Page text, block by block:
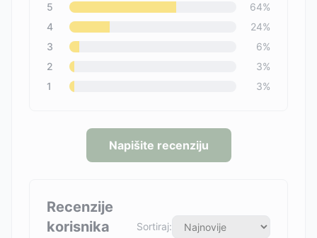
5 64%
4
24%
3
6%
2
3%
1
3%
Napišite recenziju
Recenzije
korisnika
Sortiraj: